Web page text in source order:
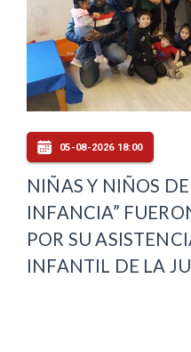
05-08-2026 18:00
NIÑAS Y NIÑOS
INFANCIA”
POR SU
INFANTIL DE LA